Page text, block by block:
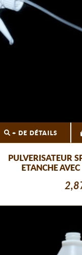
+ DE DÉTAILS
PULVERISATEUR
ETANCHE